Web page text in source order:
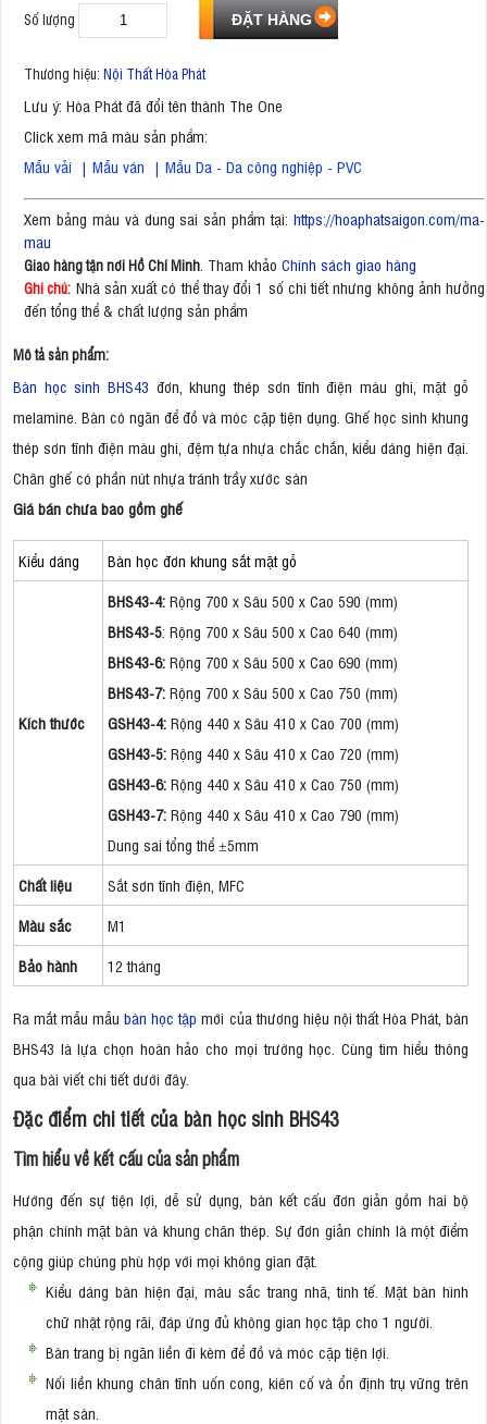
Số lượng
Thương hiệu: Nội Thất Hòa Phát
Lưu ý: Hòa Phát đã đổi tên thành The One
Click xem mã màu sản phẩm:
Mẫu vải | Mẫu ván | Mẫu Da - Da công nghiệp - PVC
Xem bảng màu và dung sai sản phẩm tại: https://hoaphatsaigon.com/ma-
mau
Giao hàng tận nơi Hồ Chí Minh . Tham khảo Chính sách giao hàng
Ghi chú: Nhà sản xuất có thể thay đổi 1 số chi tiết nhưng không ảnh hưởng
đến tổng thể & chất lượng sản phẩm
Mô tả sản phẩm:
Bàn học sinh BHS43 đơn, khung thép sơn tĩnh điện màu ghi, mặt gỗ
melamine. Bàn có ngăn để đồ và móc cặp tiện dụng. Ghế học sinh khung
thép sơn tĩnh điện màu ghi, đệm tựa nhựa chắc chắn, kiểu dáng hiện đại.
Chân ghế có phần nút nhựa tránh trầy xước sàn
Giá bán chưa bao gồm ghế
Kiểu dáng Bàn học đơn khung sắt mặt gỗ
Kích thước
BHS43-4: Rộng 700 x Sâu 500 x Cao 590 (mm)
BHS43-5: Rộng 700 x Sâu 500 x Cao 640 (mm)
BHS43-6: Rộng 700 x Sâu 500 x Cao 690 (mm)
BHS43-7: Rộng 700 x Sâu 500 x Cao 750 (mm)
GSH43-4: Rộng 440 x Sâu 410 x Cao 700 (mm)
GSH43-5: Rộng 440 x Sâu 410 x Cao 720 (mm)
GSH43-6: Rộng 440 x Sâu 410 x Cao 750 (mm)
GSH43-7: Rộng 440 x Sâu 410 x Cao 790 (mm)
Dung sai tổng thể ±5mm
Chất liệu
Sắt sơn tĩnh điện, MFC
Màu sắc
M1
Bảo hành
12 tháng
Ra mắt mẫu mẫubàn học tập mới của thương hiệu nội thất Hòa Phát, bàn
BHS43 là lựa chọn hoàn hảo cho mọi trường học. Cùng tìm hiểu thông
qua bài viết chi tiết dưới đây.
Đặc điểm chi tiết của bàn học sinh BHS43
Tìm hiểu về kết cấu của sản phẩm
Hướng đến sự tiện lợi, dễ sử dụng, bàn kết cấu đơn giản gồm hai bộ
phận chính mặt bàn và khung chân thép. Sự đơn giản chính là một điểm
cộng giúp chúng phù hợp với mọi không gian đặt.
Kiểu dáng bàn hiện đại, màu sắc trang nhã, tinh tế. Mặt bàn hình
chữ nhật rộng rãi, đáp ứng đủ không gian học tập cho 1 người.
Bàn trang bị ngăn liền đi kèm để đồ và móc cặp tiện lợi.
Nối liền khung chân tĩnh uốn cong, kiên cố và ổn định trụ vững trên
mặt sàn.